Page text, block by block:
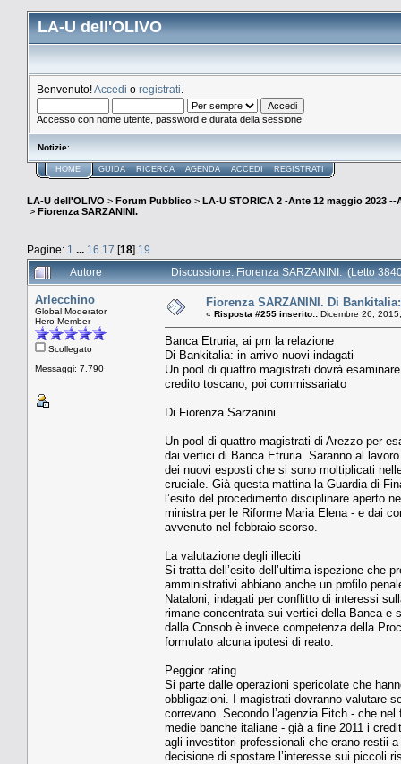
LA-U dell'OLIVO
Benvenuto!Accedi o registrati
Accesso con nome utente, password e durata della sessione
Notizie:
HOME GUIDA RICERCA AGENDA ACCEDI REGISTRATI
LA-U dell'OLIVO > Forum Pubblico > LA-U STORICA 2 -Ante 12 maggio 2023 --
> Fiorenza SARZANINI.
Pagine: 1 ... 16 17 [18] 19
Autore
Discussione: Fiorenza SARZANINI. (Letto
Arlecchino
Global Moderator
Hero Member
Scollegato
Messaggi: 7.790
Fiorenza SARZANINI. Di
« Risposta #255 inserito:: Dicembre 26,
Banca Etruria, ai pm la relazione
Di Bankitalia: in arrivo nuovi indagati
Un pool di quattro magistrati dovrà
credito toscano, poi commissariato
Di Fiorenza Sarzanini
Un pool di quattro magistrati di Arezzo per
dai vertici di Banca Etruria. Saranno al
dei nuovi esposti che si sono moltiplicati
cruciale. Già questa mattina la Guardia di
l’esito del procedimento disciplinare aperto
ministra per le Riforme Maria Elena - e dai
avvenuto nel febbraio scorso.
La valutazione degli illeciti
Si tratta dell’esito dell’ultima ispezione che
amministrativi abbiano anche un profilo
Nataloni, indagati per conflitto di interessi
rimane concentrata sui vertici della Banca e
dalla Consob è invece competenza della
formulato alcuna ipotesi di reato.
Peggior rating
Si parte dalle operazioni spericolate che
obbligazioni. I magistrati dovranno valutare
correvano. Secondo l’agenzia Fitch - che
medie banche italiane - già a fine 2011 i
agli investitori professionali che erano restii
decisione di spostare l’interesse sui piccoli